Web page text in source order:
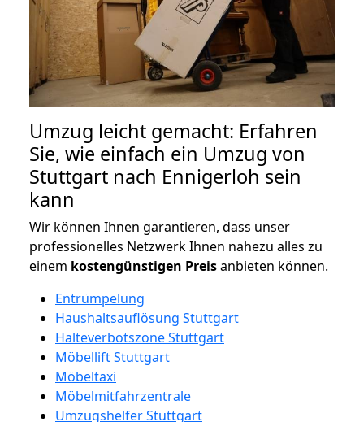
Umzug leicht gemacht: Erfahren
Sie, wie einfach ein Umzug von
Stuttgart nach Ennigerloh sein
kann
Wir können Ihnen garantieren, dass unser
professionelles Netzwerk Ihnen nahezu alles zu
einem kostengünstigen Preisanbieten können.
Entrümpelung
Haushaltsauflösung Stuttgart
Halteverbotszone Stuttgart
Möbellift Stuttgart
Möbeltaxi
Möbelmitfahrzentrale
Umzugshelfer Stuttgart